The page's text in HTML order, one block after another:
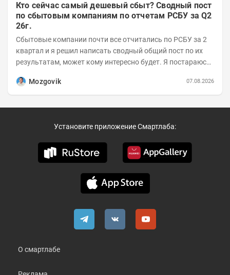
Кто сейчас самый дешевый сбыт? Сводный пост
по сбытовым компаниям по отчетам РСБУ за Q2
26г.
Сбытовые компании почти все отчитались по РСБУ за 2
квартал и я решил написать сводный общий пост по их
результатам, может кому интересно будет. Я постараюсь
Mozgovik
07.08.2026
Установите приложение Смартлаба:
О смартлабе